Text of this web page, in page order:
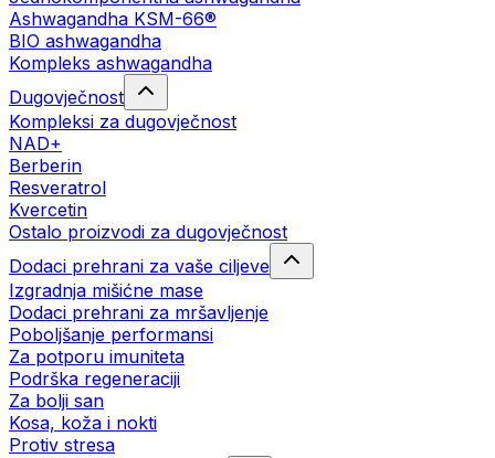
Ashwagandha KSM-66®
BIO ashwagandha
Kompleks ashwagandha
Dugovječnost
Kompleksi za dugovječnost
NAD+
Berberin
Resveratrol
Kvercetin
Ostalo proizvodi za dugovječnost
Dodaci prehrani za vaše ciljeve
Izgradnja mišićne mase
Dodaci prehrani za mršavljenje
Poboljšanje performansi
Za potporu imuniteta
Podrška regeneraciji
Za bolji san
Kosa, koža i nokti
Protiv stresa